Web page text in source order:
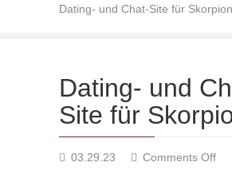
Dating- und Chat-Site für
Dating- und
Site für
03.29.23 Comments Offon